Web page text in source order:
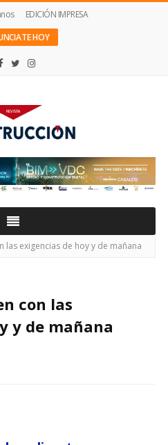
EDICIÓN IMPRESA
HOY
las exigencias de hoy y de mañana
con las
y de mañana